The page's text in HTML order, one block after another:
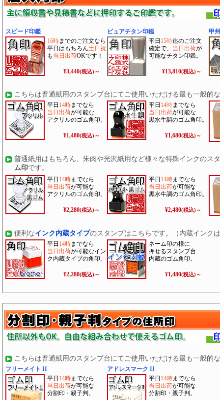
スピード印鑑
16時までのご注文なら
平日はもちろん土日祝
も 当日出荷OKです！
¥3,440(税込)～
ピュアチタン印鑑
平日 15時迄のご注文
確定で、 当日出荷が
可能なチタン印鑑。
¥13,810(税込)～
甲
こちらは普通紙用のスタンプ台にてご使用いただける最も一般的な
平日 14時までなら
当日出荷が可能な
アクリルのゴム角印。
¥1,480(税込)～
平日 14時までなら
当日出荷が可能な
黒水牛調のゴム角印。
¥1,680(税込)～
普通紙用はもちろん、朱肉や光沢紙用など様々な特殊インクのス
ム印です。
平日 14時までなら
当日出荷が可能な
アクリルのゴム角印。
¥2,280(税込)～
平日 14時までなら
当日出荷が可能な
黒水牛調のゴム角印。
¥2,480(税込)～
便利なインク内蔵タイプのスタンプはこちらです。（内蔵インク
平日 14時までなら
当日出荷が可能なイン
ク内蔵タイプの角印。
¥2,280(税込)～
ネーム印の様に
押せるスタンプ台
内蔵のゴム角印。
¥1,480(税込)～
こちらは普通紙用のスタンプ台にてご使用いただける最も一般的な
フリーメイト II
平日 14時までなら
当日出荷が可能な
分割印・親子判。
アドレスマーク II
平日 14時までなら
当日出荷が可能な
分割印・親子判。